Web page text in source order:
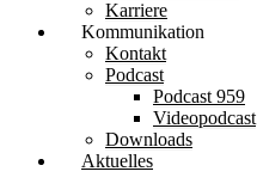
Karriere
Kommunikation
Kontakt
Podcast
Podcast 959
Videopodcast
Downloads
Aktuelles